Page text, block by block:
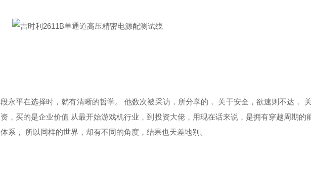
段永平在选择时，就有清晰的哲学。 他数次被采访，所分享的， 关于安全，欲速则不达，
资，买的是企业价值 从最开始游戏机行业，到投资大佬，用现在话来说，是拥有穿越周期的
体系， 所以同样的世界，却有不同的角度，结果也天差地别。